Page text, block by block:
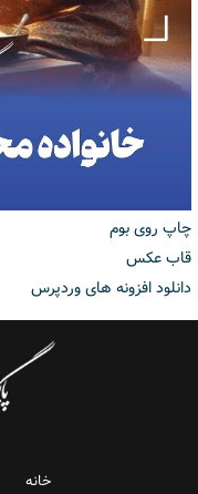
چاپ روی بوم
قاب عکس
دانلود افزونه های وردپرس
خانه